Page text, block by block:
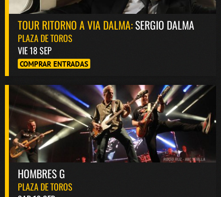
TOUR RITORNO A VIA DALMA:SERGIO DALMA
PLAZA DE TOROS
VIE 18 SEP
COMPRAR ENTRADAS
HOMBRES G
PLAZA DE TOROS